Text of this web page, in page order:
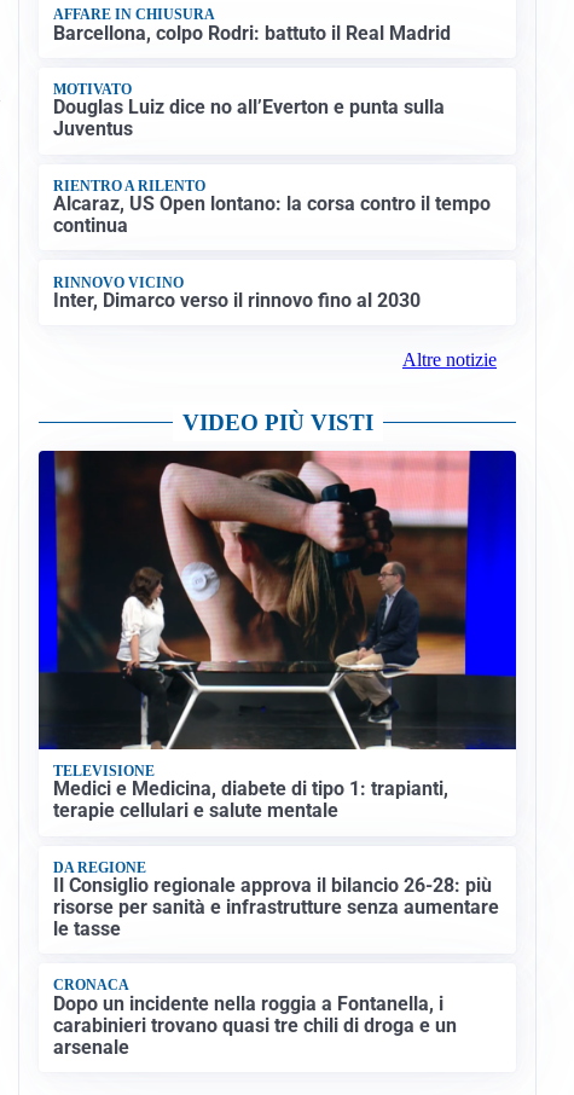
AFFARE IN CHIUSURA
Barcellona, colpo Rodri: battuto il Real Madrid
MOTIVATO
Douglas Luiz dice no all’Everton e punta sulla
Juventus
RIENTRO A RILENTO
Alcaraz, US Open lontano: la corsa contro il tempo
continua
RINNOVO VICINO
Inter, Dimarco verso il rinnovo fino al 2030
Altre notizie
VIDEO PIÙ VISTI
TELEVISIONE
Medici e Medicina, diabete di tipo 1: trapianti,
terapie cellulari e salute mentale
DA REGIONE
Il Consiglio regionale approva il bilancio 26-28: più
risorse per sanità e infrastrutture senza aumentare
le tasse
CRONACA
Dopo un incidente nella roggia a Fontanella, i
carabinieri trovano quasi tre chili di droga e un
arsenale